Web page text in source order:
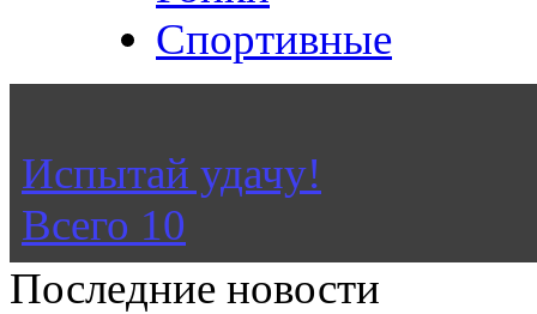
Спортивные
Испытай удачу!
Всего 10
Последние новости